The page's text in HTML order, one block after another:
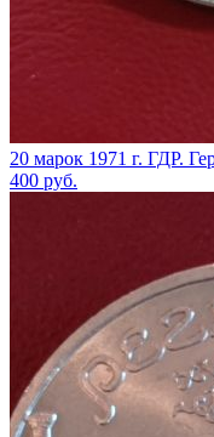
20 марок 1971 г. ГДР.
400 руб.